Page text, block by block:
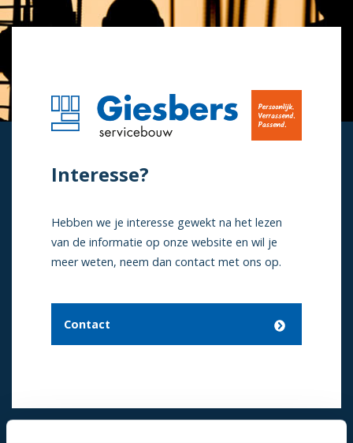
Interesse?
Hebben we je interesse gewekt na het lezen
van de informatie op onze website en wil je
meer weten, neem dan contact met ons op.
Contact